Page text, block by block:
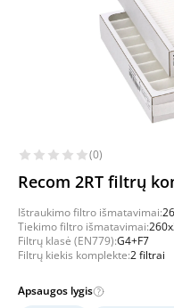
(0)
Recom 2RT filtrų
Ištraukimo filtro išmatavimai:
Tiekimo filtro išmatavimai:
Filtrų klasė (EN779):G4+F7
Filtrų kiekis komplekte:2 filtrai
Apsaugos lygis